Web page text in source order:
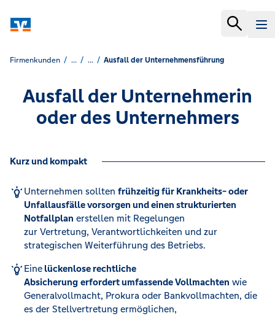
Firmenkunden ... ... Ausfall der Unternehmensführung
Ausfall der Unternehmerin
oder des Unternehmers
Kurz und kompakt
Unternehmen sollten frühzeitig für Krankheits- oder
Unfallausfälle vorsorgen und einen strukturierten
Notfallplan erstellen mit Regelungen
zur Vertretung, Verantwortlichkeiten und zur
strategischen Weiterführung des Betriebs.
Einelückenlose rechtliche
Absicherung erfordert umfassende Vollmachten wie
Generalvollmacht, Prokura oder Bankvollmachten, die
es der Stellvertretung ermöglichen,